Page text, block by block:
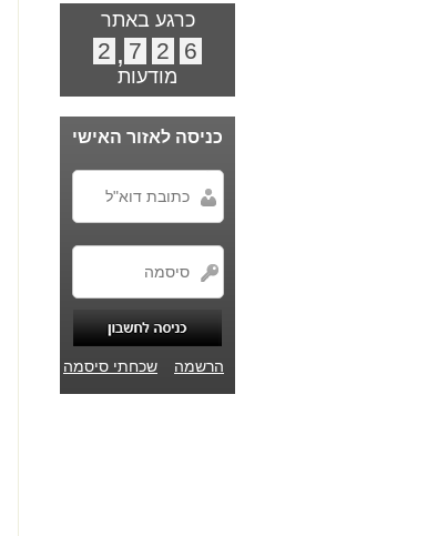
כרגע באתר
6
2
7
,
2
מודעות
כניסה לאזור האישי
הרשמה שכחתי סיסמה